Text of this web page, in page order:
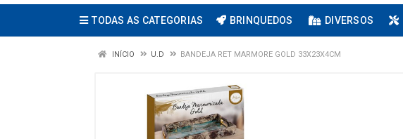
TODAS AS CATEGORIAS BRINQUEDOS DIVERSOS
INÍCIO U.D BANDEJA RET MARMORE GOLD 33X23X4CM